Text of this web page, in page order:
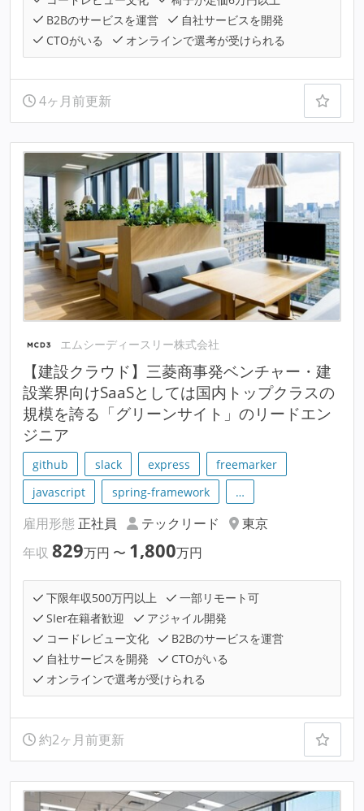
B2Bのサービスを運営
自社サービスを開発
CTOがいる
オンラインで選考が受けられる
4ヶ月前更新
エムシーディースリー株式会社
【建設クラウド】三菱商事発ベンチャー・建
設業界向けSaaSとしては国内トップクラスの
規模を誇る「グリーンサイト」のリードエン
ジニア
github slack express
freemarker
javascript
spring-framework …
雇用形態 正社員 テックリード
東京
年収 829万円 〜 1,800万円
下限年収500万円以上
一部リモート可
SIer在籍者歓迎
アジャイル開発
コードレビュー文化
B2Bのサービスを運営
自社サービスを開発
CTOがいる
オンラインで選考が受けられる
約2ヶ月前更新